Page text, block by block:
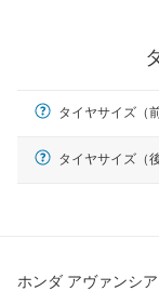
タイヤサイズ（前
タイヤサイズ（後
ホンダ アヴァンシ